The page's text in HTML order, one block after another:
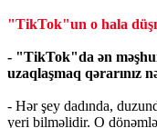
"TikTok"un o hala
- "TikTok"da ən
uzaqlaşmaq qərarınız
- Hər şey dadında,
yeri bilməlidir. O